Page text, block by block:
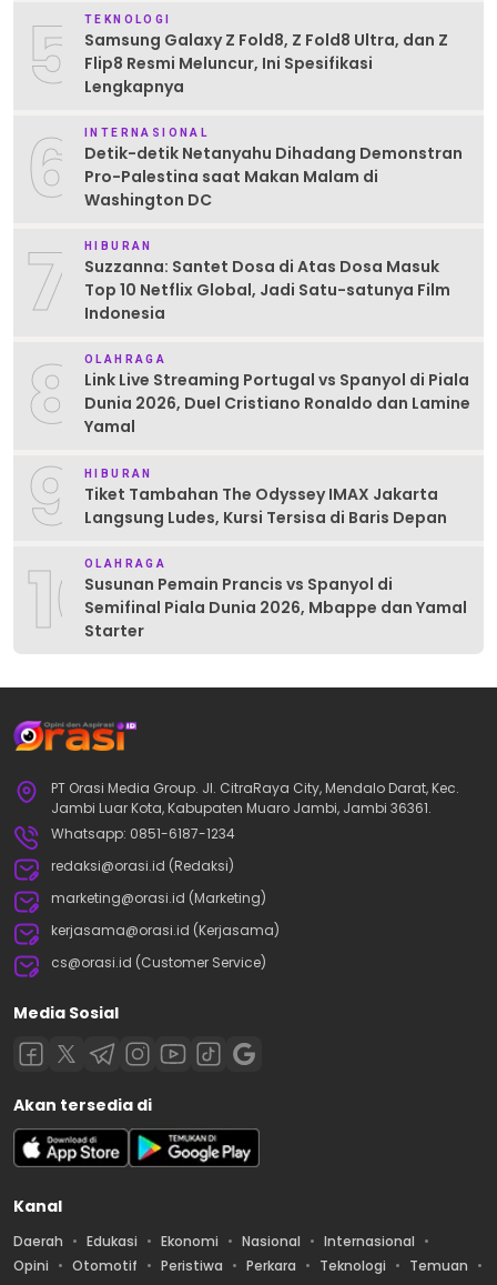
5 TEKNOLOGI
Samsung Galaxy Z Fold8, Z Fold8 Ultra, dan Z
Flip8 Resmi Meluncur, Ini Spesifikasi
Lengkapnya
6 INTERNASIONAL
Detik-detik Netanyahu Dihadang Demonstran
Pro-Palestina saat Makan Malam di
Washington DC
7 HIBURAN
Suzzanna: Santet Dosa di Atas Dosa Masuk
Top 10 Netflix Global, Jadi Satu-satunya Film
Indonesia
8 OLAHRAGA
Link Live Streaming Portugal vs Spanyol di Piala
Dunia 2026, Duel Cristiano Ronaldo dan Lamine
Yamal
9 HIBURAN
Tiket Tambahan The Odyssey IMAX Jakarta
Langsung Ludes, Kursi Tersisa di Baris Depan
10OLAHRAGA
Susunan Pemain Prancis vs Spanyol di
Semifinal Piala Dunia 2026, Mbappe dan Yamal
Starter
PT Orasi Media Group. Jl. CitraRaya City, Mendalo Darat, Kec.
Jambi Luar Kota, Kabupaten Muaro Jambi, Jambi 36361.
Whatsapp: 0851-6187-1234
redaksi@orasi.id (Redaksi)
marketing@orasi.id (Marketing)
kerjasama@orasi.id (Kerjasama)
cs@orasi.id (Customer Service)
Media Sosial
Akan tersedia di
Kanal
Daerah Edukasi Ekonomi Nasional
Internasional
Opini
Otomotif Peristiwa Perkara Teknologi
Temuan